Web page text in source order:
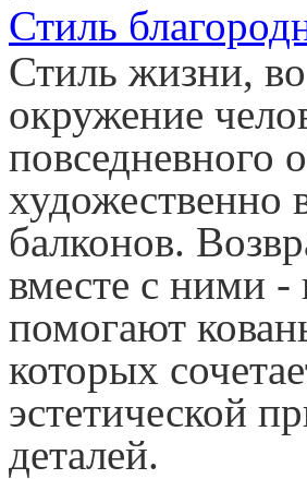
Стиль
Стиль жизни,
окружение
повседневного
художественно
балконов.
вместе с ними
помогают
которых
эстетической
деталей.